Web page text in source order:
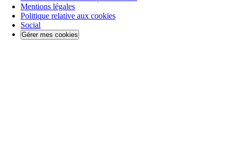
Mentions légales
Politique relative aux cookies
Social
Gérer mes cookies